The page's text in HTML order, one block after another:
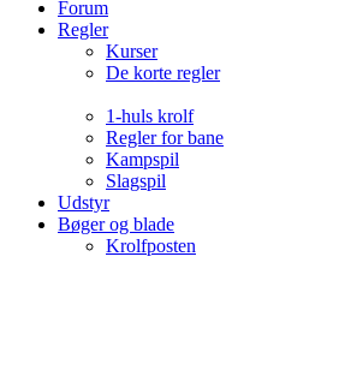
Forum
Regler
Kurser
De korte regler
1-huls krolf
Regler for bane
Kampspil
Slagspil
Udstyr
Bøger og blade
Krolfposten